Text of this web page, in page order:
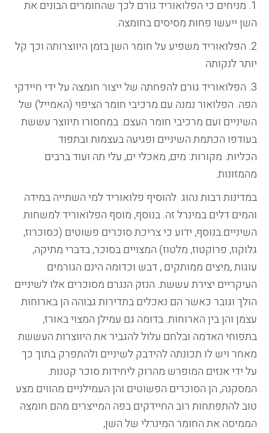
1. מניחים כי הפלואוריד גורם לכך שהחומרים הבונים את
השן ייעשו פחות מסיסים בחומצה.
2. הפלואוריד משפיע על חומר השן בזמן היווצרותה וכך קל
יותר לנקותה
3. הפלואוריד גורם להפחתה של ייצור חומצה על ידי חיידקי
הפה. הפלואור נמנה עם מרכיבי חומר הציפוי (האמייל) של
השיניים ועם מרכיבי חומר העצם. במחסורו תיווצר עששת
בעודפו הכתמת השיניים ופגיעה בעצמות ובתפוד
הכליות. מקורות: מים, מאכלי ים, עלי תה ועוד ברבים
מהמזונות.
במדינות רבות נהוג להוסיף פלואוריד למי השתייה במידה
והמים דלים במינרל זה. בנוסף, מוסף הפלואוריד למשחות
השיניים.בנוסף, ידוע כי צריכת סוכרים פשוטים (כסוכרוז,
גלוקוז, פרוקטוז, מלטוז) המצויים בסוכר, בדברי מתיקה,
עוגות ,מיצים ממותקים , דבש וכדומה הינם הגורמים
העיקריים יצירת עששת. הנזק הנגרם מסוכרים אלו לשיניים
הולך וגובר כאשר הם נאכלים בתדירות גבוהה הן בארוחות
עצמן והן בין הארוחות. בדומה גם עמילן המצוי באורז,
בתפוחי האדמה ובלחם עלול להגביר את היווצרות העששת
מאחר ויש לו תכונתה להידבק לשיניים ולהתפרק בתוך כך
על ידי אנזים המופרש מהרוק ליחידות סוכר קטנות.
המסקנה, הן הסוכרים הפשוטים והן העמילניים מהווים מצע
טוב להתפתחות רוב החיידקים בפה המייצרים מהם חומצה
הממיסה את החומר המינרלי של השן,